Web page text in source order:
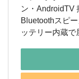
ン・AndroidTV
Bluetoothスピ
ッテリー内蔵で